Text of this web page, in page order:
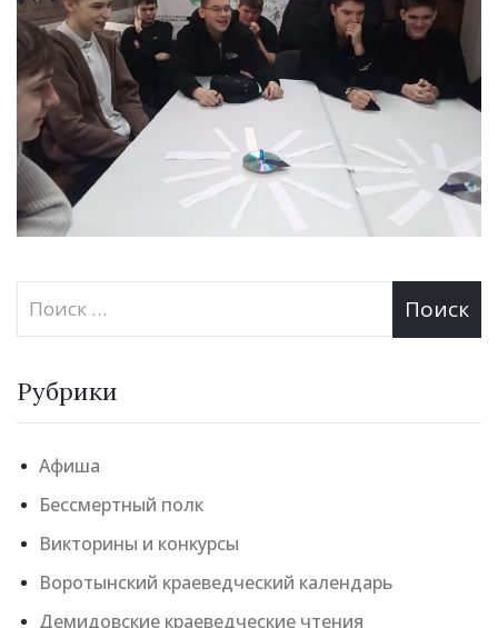
Рубрики
Афиша
Бессмертный полк
Викторины и конкурсы
Воротынский краеведческий календарь
Демидовские краеведческие чтения